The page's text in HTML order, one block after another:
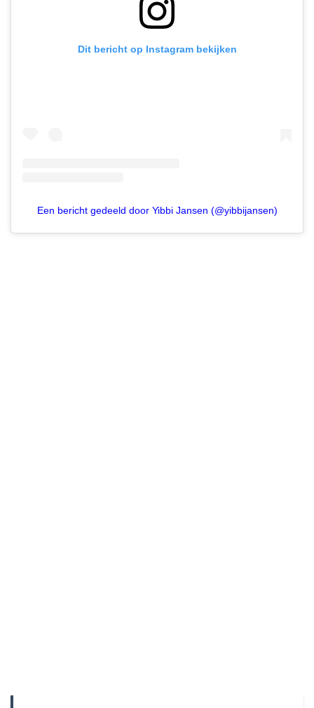
Dit bericht op Instagram bekijken
Een bericht gedeeld door Yibbi Jansen (@yibbijansen)